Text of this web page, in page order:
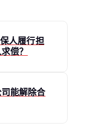
人履行担
偿？
能解除合